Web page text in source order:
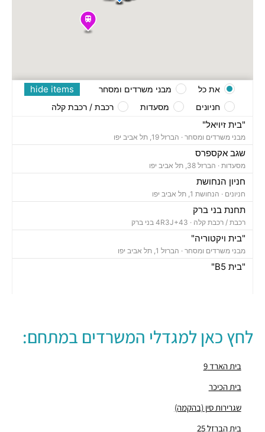
"בית זיויאל"
מבני משרדים ומסחר · הברזל 19, תל אביב יפו
שגב אקספרס
מסעדות · הברזל 38, תל אביב יפו
חניון הנחושת
חניונים · הנחושת 1, תל אביב יפו
תחנת בני ברק
רכבת / רכבת קלה ·
"בית ויקטוריה"
מבני משרדים ומסחר · הברזל 1, תל אביב יפו
"בית B5"
מבני משרדים ומסחר ·הברזל 25, תל אביב יפו
מבני משרדים ומסחר ·
מבני משרדים ומסחר ·
"בית ולנברג 6"
hide items את כל
מבני משרדים ומסחר
חניונים
מסעדות רכבת / רכבת קלה
לחץ כאן למגדלי המשרדים במתחם:
בית הארד 9
בית הכיכר
שגרירות סין (בהקמה)
בית הברזל 25